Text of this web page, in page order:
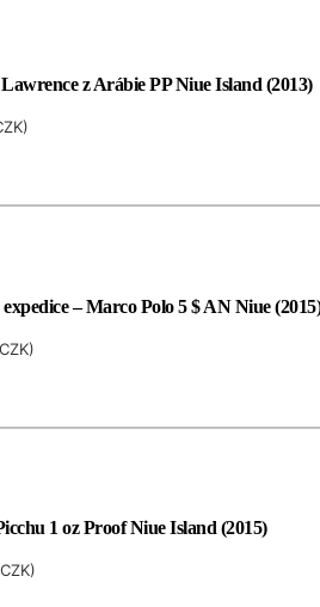
z Arábie PP Niue Island (2013)
)
– Marco Polo 5 $ AN Niue
CZK)
1 oz Proof Niue Island (2015)
CZK)